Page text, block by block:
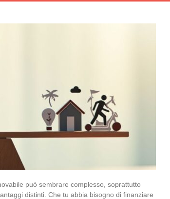
può sembrare complesso, soprattutto
distinti. Che tu abbia bisogno di finanziare